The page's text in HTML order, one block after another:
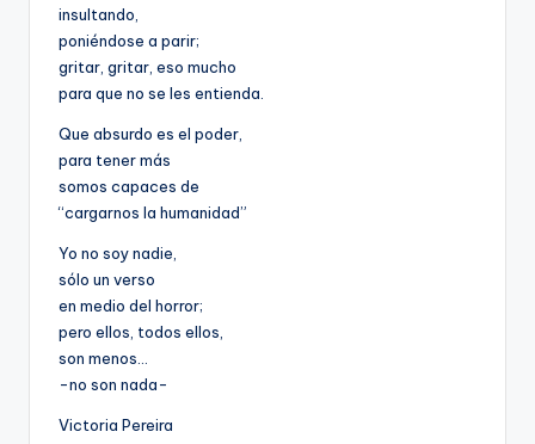
insultando,
poniéndose a parir;
gritar, gritar, eso mucho
para que no se les entienda.
Que absurdo es el poder,
para tener más
somos capaces de
“cargarnos la humanidad”
Yo no soy nadie,
sólo un verso
en medio del horror;
pero ellos, todos ellos,
son menos…
-no son nada-
Victoria Pereira